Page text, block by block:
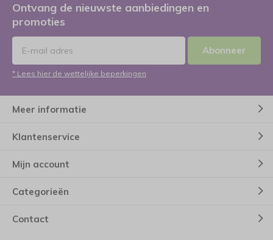
Ontvang de nieuwste aanbiedingen en
promoties
Abonneer
* Lees hier de wettelijke beperkingen
Meer informatie
Klantenservice
Mijn account
Categorieën
Contact